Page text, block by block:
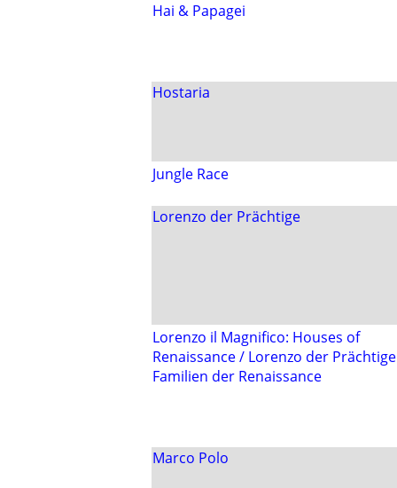
Hai & Papagei
Hostaria
Jungle Race
Lorenzo der Prächtige
Lorenzo il Magnifico: Houses of
Renaissance / Lorenzo der
Familien der Renaissance
Marco Polo